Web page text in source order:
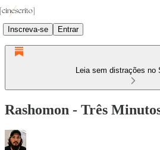
Inscreva-se Entrar
Leia sem distrações no
Rashomon - Três